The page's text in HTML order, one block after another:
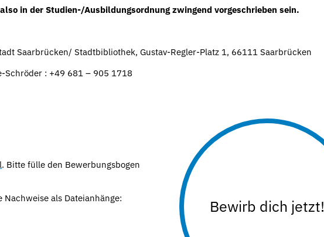
in der Studien-/Ausbildungsordnung zwingend vorgeschrieben sein.
Saarbrücken/ Stadtbibliothek, Gustav-Regler-Platz 1, 66111 Saarbrücken
Schröder : +49 681 – 905 1718
Bewirb dich jetzt!
. Bitte fülle den Bewerbungsbogen
als Dateianhänge: